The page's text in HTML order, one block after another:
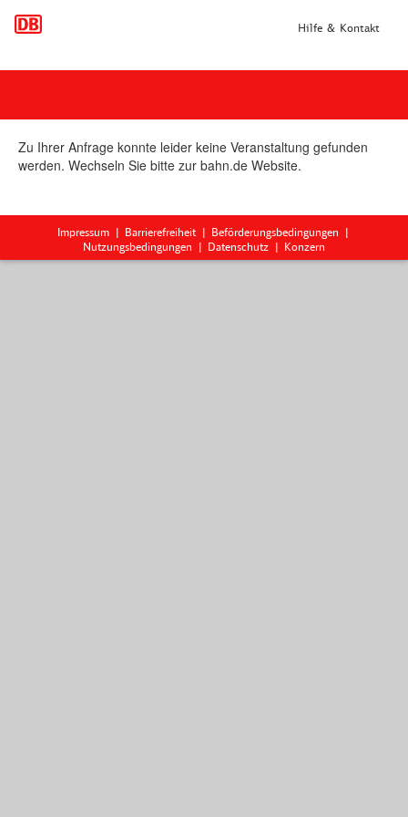
Hilfe & Kontakt
Zu Ihrer Anfrage konnte leider keine Veranstaltung gefunden
werden. Wechseln Sie bitte zur bahn.de Website.
Impressum Barrierefreiheit
Beförderungsbedingungen
Nutzungsbedingungen
Datenschutz Konzern